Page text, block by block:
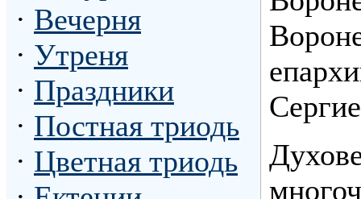
· Вечерня
· Утреня
· Праздники
· Постная триодь
· Цветная триодь